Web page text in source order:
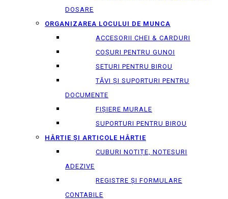
DOSARE
ORGANIZAREA LOCULUI DE MUNCA
ACCESORII CHEI & СARDURI
COȘURI PENTRU GUNOI
SETURI PENTRU BIROU
TĂVI ȘI SUPORTURI PENTRU
DOCUMENTE
FIȘIERE MURALE
SUPORTURI PENTRU BIROU
HÂRTIE ȘI ARTICOLE HÂRTIE
CUBURI NOTIȚE, NOTESURI
ADEZIVE
REGISTRE ȘI FORMULARE
CONTABILE